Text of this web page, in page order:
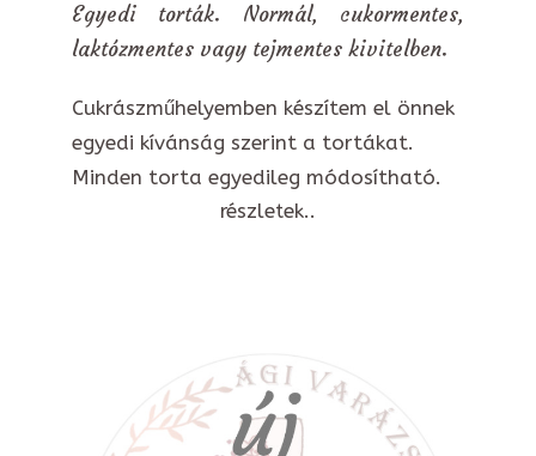
Egyedi torták. Normál, cukormentes,
laktózmentes vagy tejmentes kivitelben.
Cukrászműhelyemben készítem el önnek
egyedi kívánság szerint a tortákat.
Minden torta egyedileg módosítható.
részletek..